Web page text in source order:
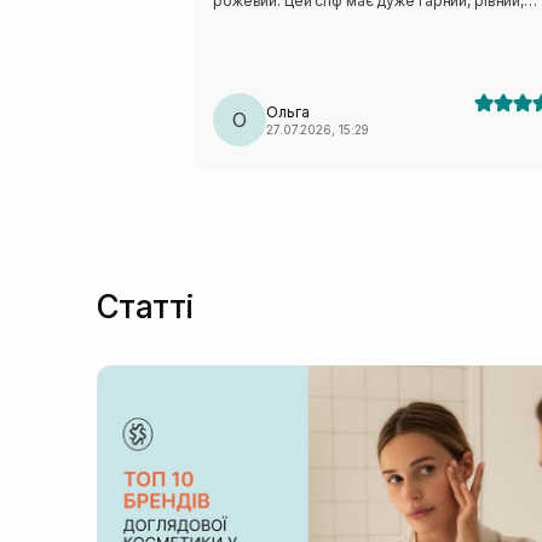
О Ольга
27.07.2026, 15:29
Статті